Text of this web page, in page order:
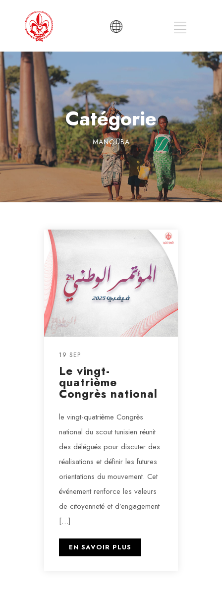
Catégorie
MANOUBA
19 SEP
Le vingt-
quatrième
Congrès national
le vingt-quatrième Congrès
national du scout tunisien réunit
des délégués pour discuter des
réalisations et définir les futures
orientations du mouvement. Cet
événement renforce les valeurs
de citoyenneté et d’engagement
[…]
EN SAVOIR PLUS